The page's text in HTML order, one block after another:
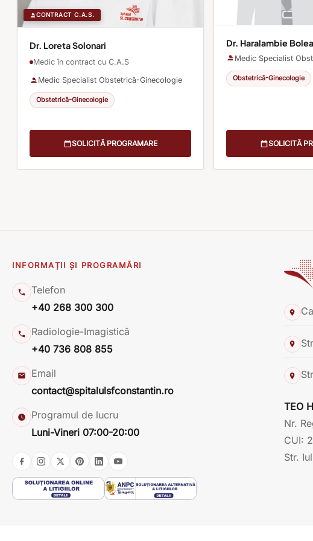
CONTRACT C.A.S.
Dr. Loreta Solonari
Medic în contract cu C.A.S
Medic Specialist Obstetrică-Ginecologie
Obstetrică-Ginecologie
SOLICITĂ PROGRAMARE
Dr. Haralambie
Medic Specialist
Obstetrică-Ginecologie
SOLICITĂ
INFORMAȚII ȘI PROGRAMĂRI
Telefon
+40 268 300 300
Radiologie-Imagistică
+40 736 808 855
Email
contact@spitalulsfconstantin.ro
Programul de lucru
Luni-Vineri 07:00-20:00
TEO
Nr.
CUI:
Str.